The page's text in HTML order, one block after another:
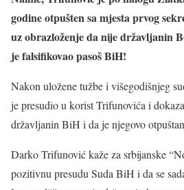
godine otpušten sa mjesta prvog
uz obrazloženje da nije državljanin
je falsifikovao pasoš BiH!
Nakon uložene tužbe i višegodišnjeg
je presudio u korist Trifunovića i
državljanin BiH i da je njegovo
Darko Trifunović kaže za srbijanske
pozitivnu presudu Suda BiH i da se